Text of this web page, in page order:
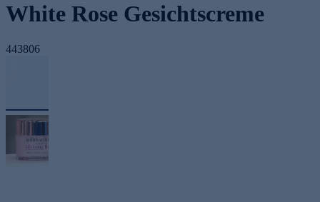
White Rose Gesichtscreme
443806